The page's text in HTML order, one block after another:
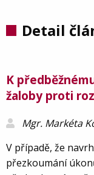
Detail
K
žaloby proti
Mgr. Markéta
V případě, že
přezkoumání